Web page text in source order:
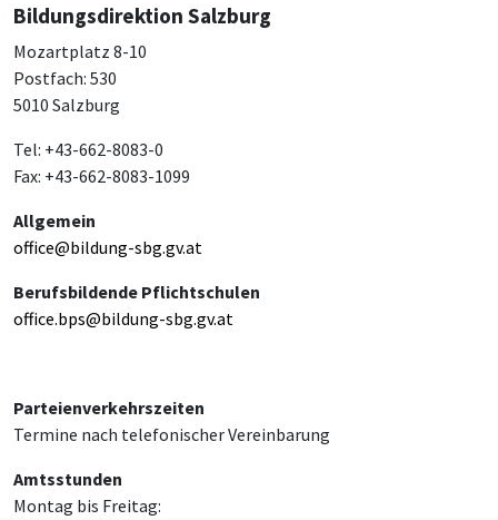
Bildungsdirektion Salzburg
Mozartplatz 8-10
Postfach: 530
5010 Salzburg
Tel: +43-662-8083-0
Fax: +43-662-8083-1099
Allgemein
office@bildung-sbg.gv.at
Berufsbildende Pflichtschulen
office.bps@bildung-sbg.gv.at
Parteienverkehrszeiten
Termine nach telefonischer Vereinbarung
Amtsstunden
Montag bis Freitag: